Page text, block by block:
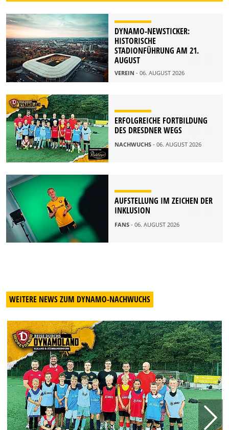
DYNAMO-NEWSTICKER:
HISTORISCHE
STADIONFÜHRUNG AM 21.
AUGUST
VEREIN - 06. AUGUST 2026
ERFOLGREICHE FORTBILDUNG
DES DRESDNER WEGS
NACHWUCHS - 06. AUGUST 2026
AUFSTELLUNG IM ZEICHEN DER
INKLUSION
FANS - 06. AUGUST 2026
WEITERE NEWS ZUM DYNAMO-NACHWUCHS